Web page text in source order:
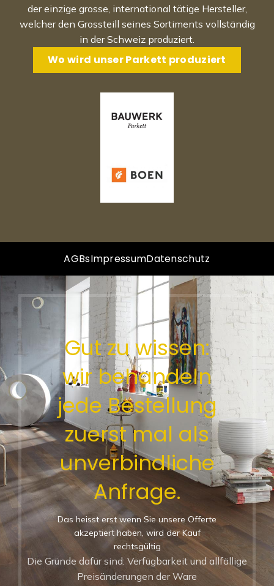
der einzige grosse, international tätige Hersteller,
welcher den Grossteill seines Sortiments vollständig
in der Schweiz produziert.
Wo wird unser Parkett produziert
AGBsImpressumDatenschutz
Gut zu wissen:
wir behandeln
jede Bestellung
zuerst mal als
unverbindliche
Anfrage.
Das heisst erst wenn Sie unsere Offerte
akzeptiert haben, wird der Kauf
rechtsgültig
Die Gründe dafür sind: Verfügbarkeit und allfällige
Preisänderungen der Ware